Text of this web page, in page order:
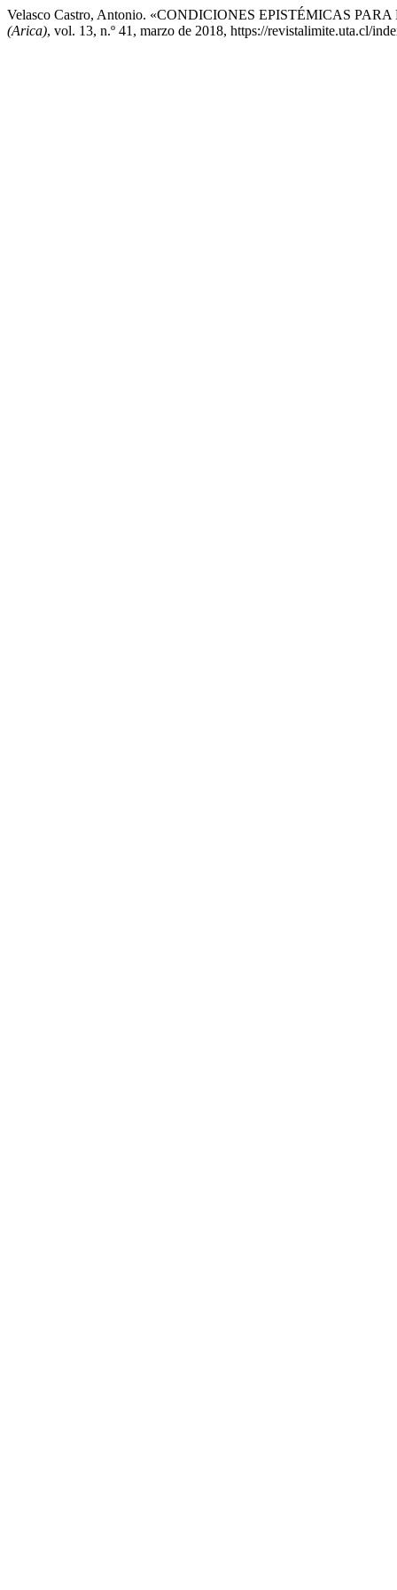
Velasco Castro, Antonio. «CONDICIONES EPISTÉMICAS
(Arica), vol. 13, n.º 41, marzo de 2018, https://revistalimite.uta.cl/